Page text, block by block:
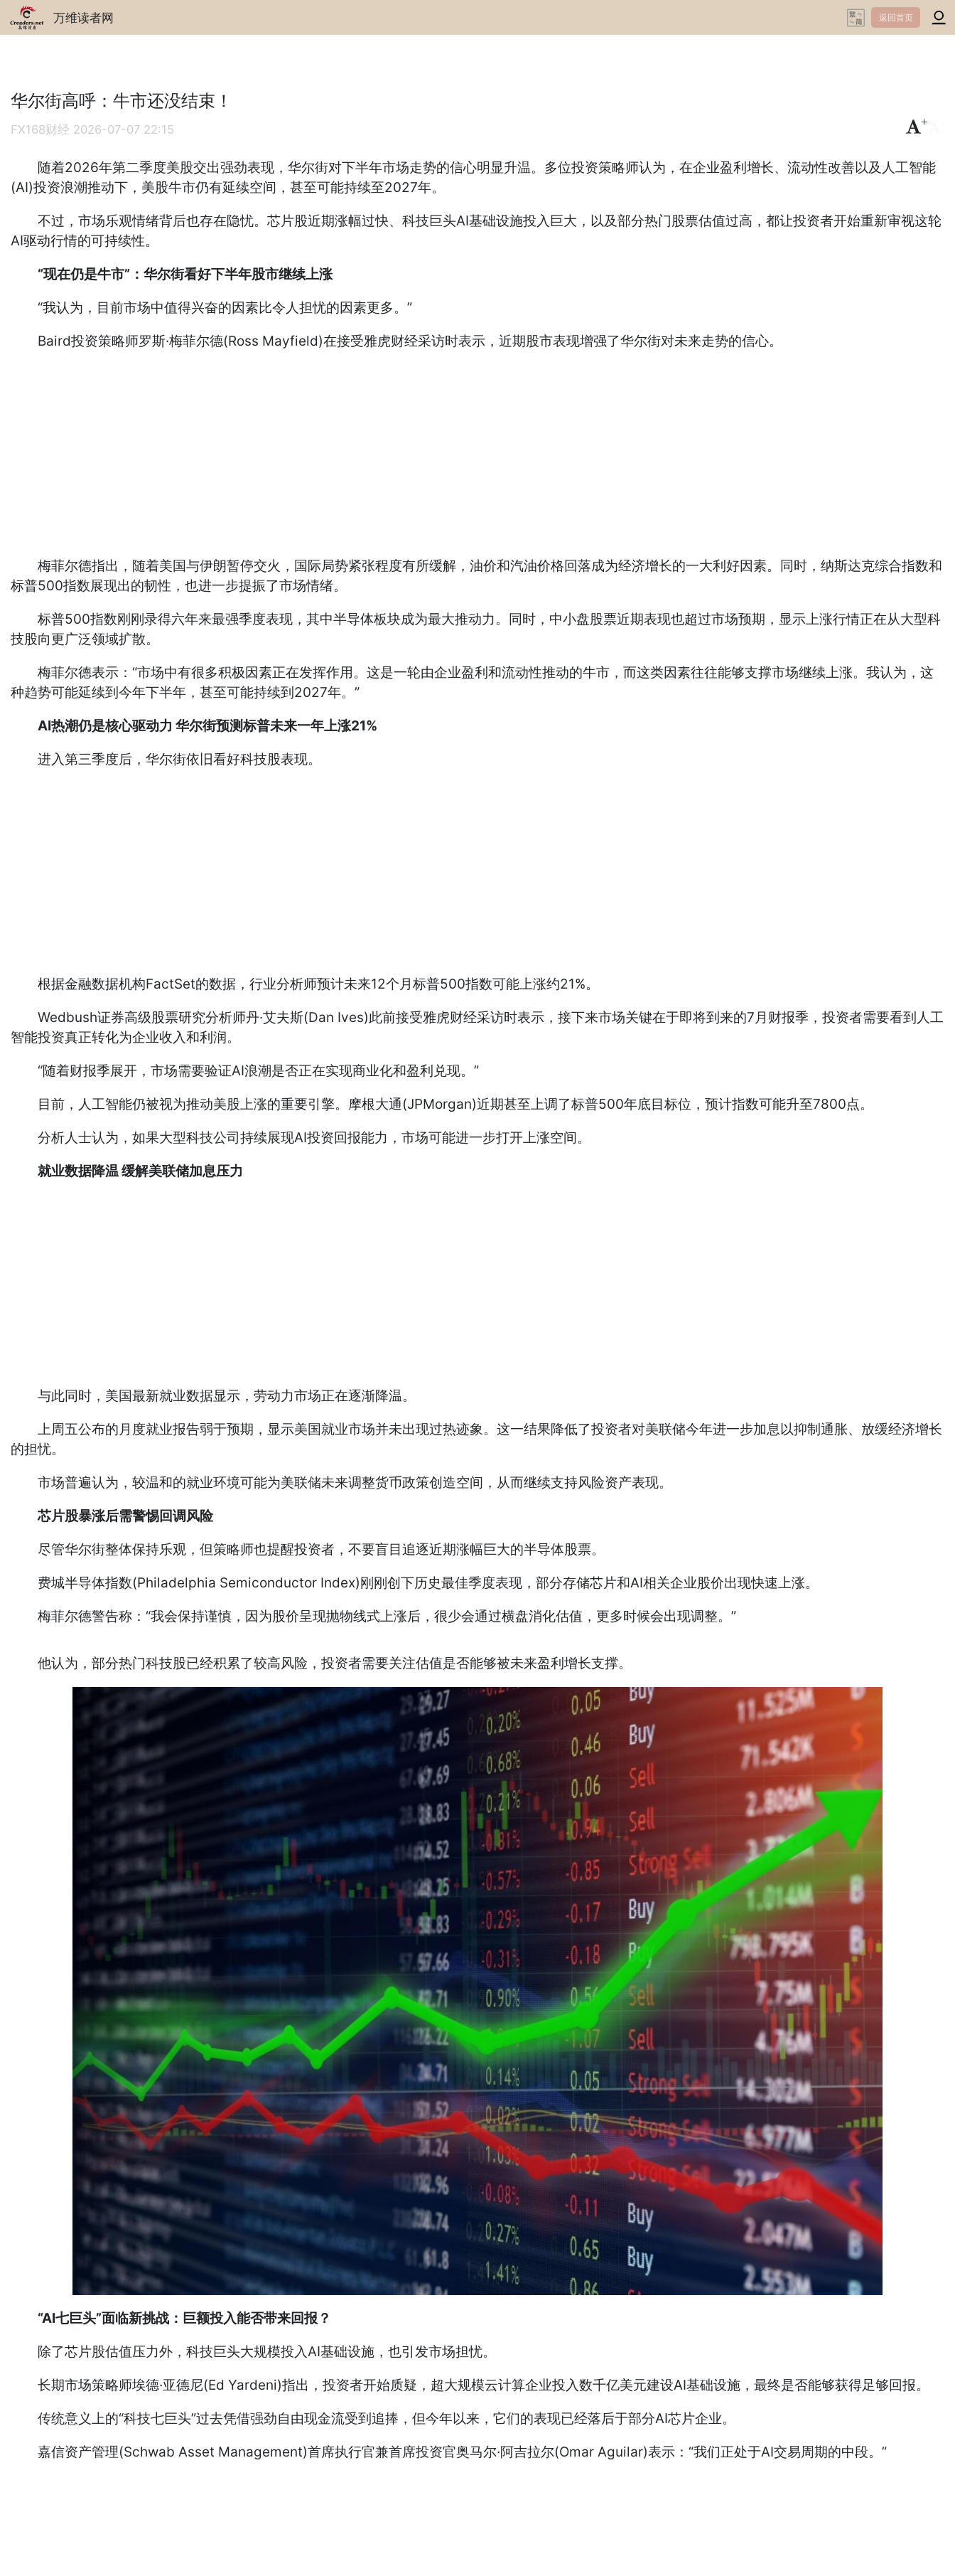
万维读者网 返回首页
华尔街高呼：牛市还没结束！
FX168财经 2026-07-07 22:15
+
随着2026年第二季度美股交出强劲表现，华尔街对下半年市场走势的信心明显升温。多位投资策略师认为，在企业盈利增长、流动性改善以及人工智能
(AI)投资浪潮推动下，美股牛市仍有延续空间，甚至可能持续至2027年。
不过，市场乐观情绪背后也存在隐忧。芯片股近期涨幅过快、科技巨头AI基础设施投入巨大，以及部分热门股票估值过高，都让投资者开始重新审视这轮
AI驱动行情的可持续性。
“现在仍是牛市”：华尔街看好下半年股市继续上涨
“我认为，目前市场中值得兴奋的因素比令人担忧的因素更多。”
Baird投资策略师罗斯·梅菲尔德(Ross Mayfield)在接受雅虎财经采访时表示，近期股市表现增强了华尔街对未来走势的信心。
梅菲尔德指出，随着美国与伊朗暂停交火，国际局势紧张程度有所缓解，油价和汽油价格回落成为经济增长的一大利好因素。同时，纳斯达克综合指数和
标普500指数展现出的韧性，也进一步提振了市场情绪。
标普500指数刚刚录得六年来最强季度表现，其中半导体板块成为最大推动力。同时，中小盘股票近期表现也超过市场预期，显示上涨行情正在从大型科
技股向更广泛领域扩散。
梅菲尔德表示：“市场中有很多积极因素正在发挥作用。这是一轮由企业盈利和流动性推动的牛市，而这类因素往往能够支撑市场继续上涨。我认为，这
种趋势可能延续到今年下半年，甚至可能持续到2027年。”
AI热潮仍是核心驱动力 华尔街预测标普未来一年上涨21%
进入第三季度后，华尔街依旧看好科技股表现。
根据金融数据机构FactSet的数据，行业分析师预计未来12个月标普500指数可能上涨约21%。
Wedbush证券高级股票研究分析师丹·艾夫斯(Dan Ives)此前接受雅虎财经采访时表示，接下来市场关键在于即将到来的7月财报季，投资者需要看到人工
智能投资真正转化为企业收入和利润。
“随着财报季展开，市场需要验证AI浪潮是否正在实现商业化和盈利兑现。”
目前，人工智能仍被视为推动美股上涨的重要引擎。摩根大通(JPMorgan)近期甚至上调了标普500年底目标位，预计指数可能升至7800点。
分析人士认为，如果大型科技公司持续展现AI投资回报能力，市场可能进一步打开上涨空间。
就业数据降温 缓解美联储加息压力
与此同时，美国最新就业数据显示，劳动力市场正在逐渐降温。
上周五公布的月度就业报告弱于预期，显示美国就业市场并未出现过热迹象。这一结果降低了投资者对美联储今年进一步加息以抑制通胀、放缓经济增长
的担忧。
市场普遍认为，较温和的就业环境可能为美联储未来调整货币政策创造空间，从而继续支持风险资产表现。
芯片股暴涨后需警惕回调风险
尽管华尔街整体保持乐观，但策略师也提醒投资者，不要盲目追逐近期涨幅巨大的半导体股票。
费城半导体指数(Philadelphia Semiconductor Index)刚刚创下历史最佳季度表现，部分存储芯片和AI相关企业股价出现快速上涨。
梅菲尔德警告称：“我会保持谨慎，因为股价呈现抛物线式上涨后，很少会通过横盘消化估值，更多时候会出现调整。”
他认为，部分热门科技股已经积累了较高风险，投资者需要关注估值是否能够被未来盈利增长支撑。
“AI七巨头”面临新挑战：巨额投入能否带来回报？
除了芯片股估值压力外，科技巨头大规模投入AI基础设施，也引发市场担忧。
长期市场策略师埃德·亚德尼(Ed Yardeni)指出，投资者开始质疑，超大规模云计算企业投入数千亿美元建设AI基础设施，最终是否能够获得足够回报。
传统意义上的“科技七巨头”过去凭借强劲自由现金流受到追捧，但今年以来，它们的表现已经落后于部分AI芯片企业。
嘉信资产管理(Schwab Asset Management)首席执行官兼首席投资官奥马尔·阿吉拉尔(Omar Aguilar)表示：“我们正处于AI交易周期的中段。”